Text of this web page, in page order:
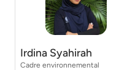
Irdina Syahirah
Cadre environnemental